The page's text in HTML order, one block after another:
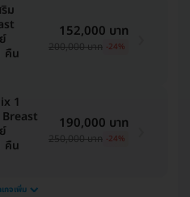
ม
คืน
152,000 บาท
200,000 บาท -24%
1
คืน
190,000 บาท
250,000 บาท -24%
กจเพิ่ม